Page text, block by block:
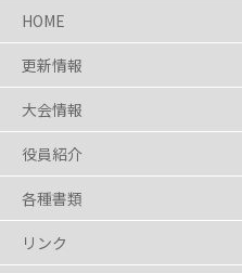
HOME
更新情報
大会情報
役員紹介
各種書類
リンク